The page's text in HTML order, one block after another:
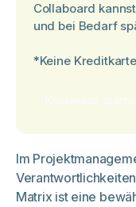
Im
Matrix ist eine
Collaboard
und bei Bedarf
*Keine